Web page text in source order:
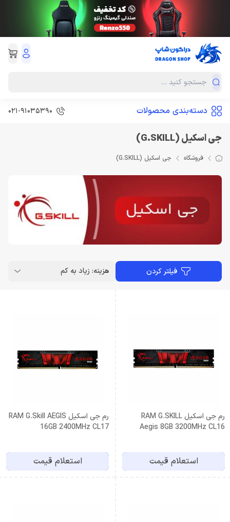
دسته‌بندی محصولات 021-91035390
جی اسکیل (G.SKILL)
فروشگاه جی اسکیل (G.SKILL)
فیلتر کردن هزینه: زیاد به کم
رم جی اسکیل RAM G.SKILL
Aegis 8GB 3200MHz CL16
استعلام قیمت
رم جی اسکیل RAM G.Skill AEGIS
16GB 2400MHz CL17
استعلام قیمت